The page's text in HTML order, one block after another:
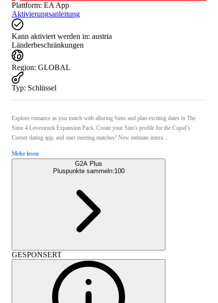
Plattform: EA App
Aktivierungsanleitung
Kann aktiviert werden in: austria
Länderbeschränkungen
Region: GLOBAL
Typ: Schlüssel
Explore romance as you match with alluring Sims and plan exciting dates in The
Sims 4 Lovestruck Expansion Pack. Create your Sim’s profile for the Cupid’s
Corner dating app, and start meeting matches! New intimate intera ...
Mehr lesen
G2A Plus
Pluspunkte sammeln:100
GESPONSERT